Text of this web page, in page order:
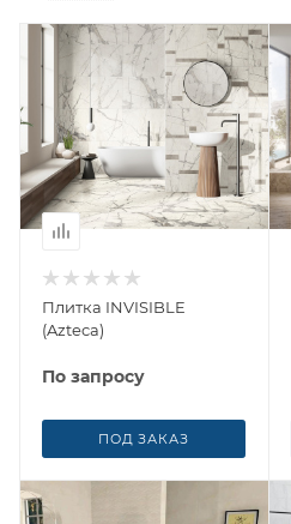
Плитка INVISIBLE
(Azteca)
По запросу
ПОД ЗАКАЗ